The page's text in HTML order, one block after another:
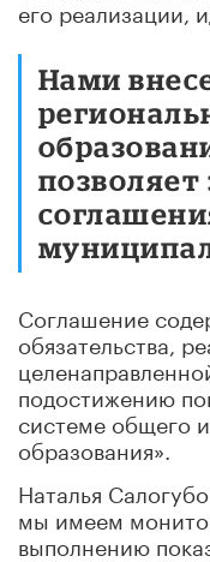
его реализации,
Нами
Соглашение
обязательства,
подостижению
системе общего
образования».
Наталья
мы имеем
выполнению